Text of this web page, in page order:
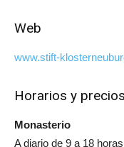
Web
www.stift-
Horarios y precios
Monasterio
A diario de 9 a 18